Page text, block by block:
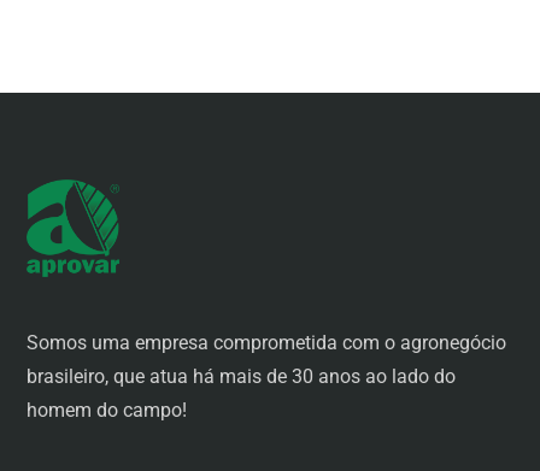
Somos uma empresa comprometida com o agronegócio
brasileiro, que atua há mais de 30 anos ao lado do
homem do campo!